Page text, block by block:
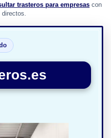
trasteros para empresas con
directos.